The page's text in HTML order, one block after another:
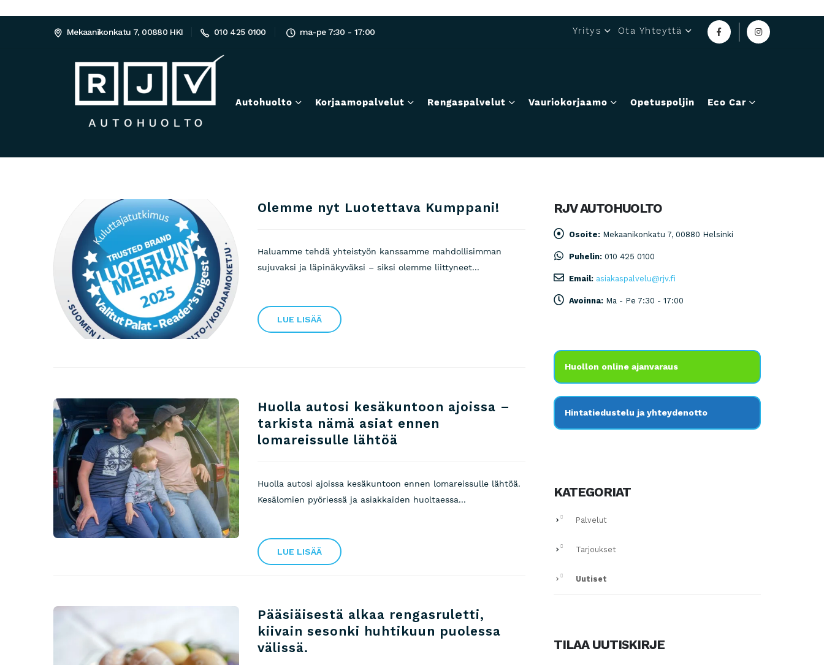
Mekaanikonkatu 7, 00880 HKI 010 425 0100 ma-pe 7:30 - 17:00 Yritys Ota Yhteyttä
Autohuolto Korjaamopalvelut Rengaspalvelut Vauriokorjaamo Opetuspoljin Eco Car
Olemme nyt Luotettava Kumppani!
Haluamme tehdä yhteistyön kanssamme mahdollisimman
sujuvaksi ja läpinäkyväksi – siksi olemme liittyneet...
LUE LISÄÄ
Huolla autosi kesäkuntoon ajoissa –
tarkista nämä asiat ennen
lomareissulle lähtöä
Huolla autosi ajoissa kesäkuntoon ennen lomareissulle lähtöä.
Kesälomien pyöriessä ja asiakkaiden huoltaessa...
LUE LISÄÄ
Pääsiäisestä alkaa rengasruletti,
kiivain sesonki huhtikuun puolessa
välissä.
RJV AUTOHUOLTO
Osoite: Mekaanikonkatu 7, 00880 Helsinki
Puhelin: 010 425 0100
Email: asiakaspalvelu@rjv.fi
Avoinna: Ma - Pe 7:30 - 17:00
Huollon online ajanvaraus
Hintatiedustelu ja yhteydenotto
KATEGORIAT
Palvelut
Tarjoukset
Uutiset
TILAA UUTISKIRJE